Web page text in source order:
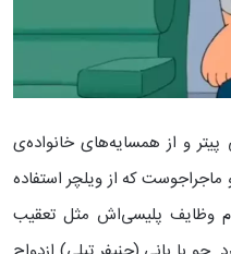
و از همسایه‌های خانواده‌ی
که از ویلچر استفاده
وظایف پلیسی‌اش مثل تعقیب